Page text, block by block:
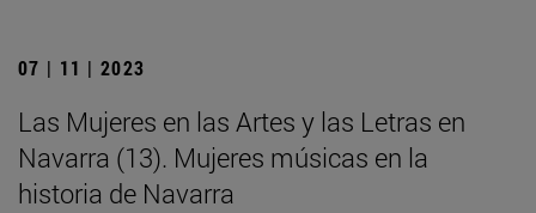
07 | 11 | 2023
Las Mujeres en las Artes y las Letras en
Navarra (13). Mujeres músicas en la
historia de Navarra